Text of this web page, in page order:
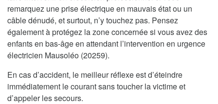
remarquez une prise électrique en mauvais état ou un
câble dénudé, et surtout, n’y touchez pas. Pensez
également à protégez la zone concernée si vous avez des
enfants en bas-âge en attendant l’intervention en urgence
électricien Mausoléo (20259).
En cas d’accident, le meilleur réflexe est d’éteindre
immédiatement le courant sans toucher la victime et
d’appeler les secours.